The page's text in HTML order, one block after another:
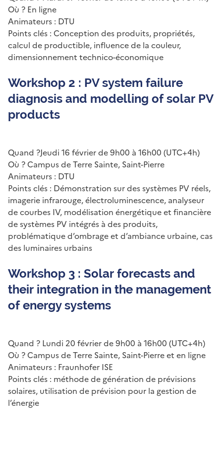
Où ? En ligne
Animateurs : DTU
Points clés : Conception des produits, propriétés,
calcul de productible, influence de la couleur,
dimensionnement technico-économique
Workshop 2 : PV system failure
diagnosis and modelling of solar PV
products
Quand ?Jeudi 16 février de 9h00 à 16h00 (UTC+4h)
Où ? Campus de Terre Sainte, Saint-Pierre
Animateurs : DTU
Points clés : Démonstration sur des systèmes PV réels,
imagerie infrarouge, électroluminescence, analyseur
de courbes IV, modélisation énergétique et financière
de systèmes PV intégrés à des produits,
problématique d’ombrage et d’ambiance urbaine, cas
des luminaires urbains
Workshop 3 : Solar forecasts and
their integration in the management
of energy systems
Quand ? Lundi 20 février de 9h00 à 16h00 (UTC+4h)
Où ? Campus de Terre Sainte, Saint-Pierre et en ligne
Animateurs : Fraunhofer ISE
Points clés : méthode de génération de prévisions
solaires, utilisation de prévision pour la gestion de
l’énergie